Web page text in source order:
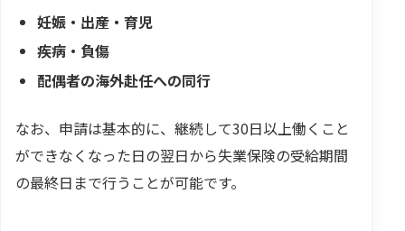
妊娠・出産・育児
疾病・負傷
配偶者の海外赴任への同行
なお、申請は基本的に、継続して30日以上働くこと
ができなくなった日の翌日から失業保険の受給期間
の最終日まで行うことが可能です。